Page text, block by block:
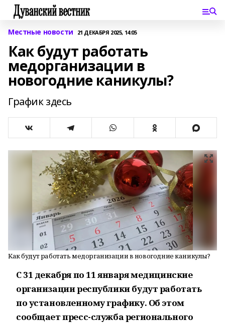
Местные новости 21 ДЕКАБРЯ 2025, 14:05
Как будут работать
медорганизации в
новогодние каникулы?
График здесь
Как будут работать медорганизации в новогодние каникулы?
С 31 декабря по 11 января медицинские
организации республики будут работать
по установленному графику. Об этом
сообщает пресс-служба регионального